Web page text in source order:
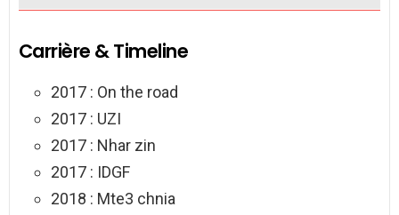
Carrière & Timeline
2017 : On the road
2017 : UZI
2017 : Nhar zin
2017 : IDGF
2018 : Mte3 chnia